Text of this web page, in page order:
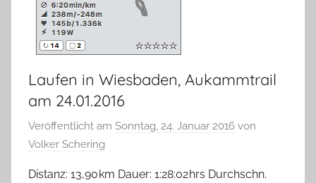
Laufen in Wiesbaden, Aukammtrail
am 24.01.2016
Veröffentlicht am Sonntag, 24. Januar 2016 von
Volker Schering
Distanz: 13,90 km Dauer: 1:28:02 hrs Durchschn.